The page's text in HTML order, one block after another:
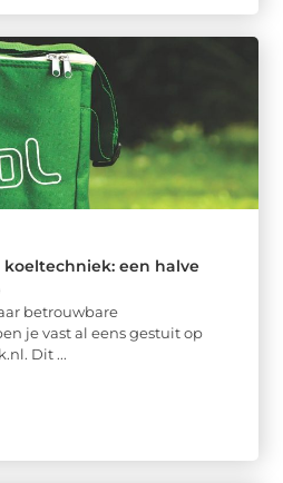
koeltechniek: een halve
betrouwbare
je vast al eens gestuit op
Dit ...